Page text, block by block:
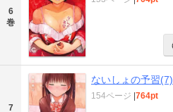
6
巻
7
ないしょの予習(7)
154ページ |764pt